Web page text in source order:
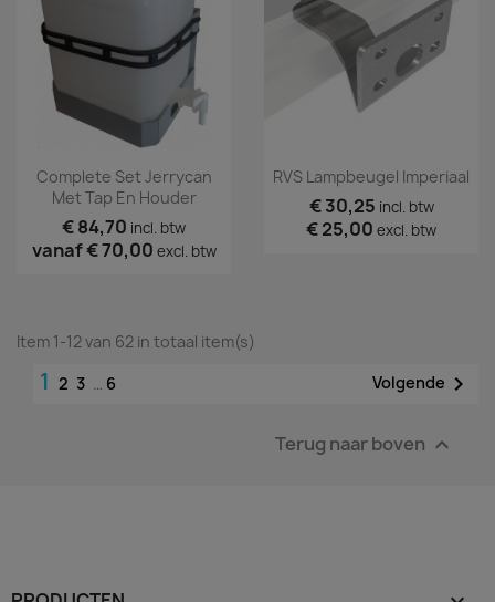
Complete Set Jerrycan
Met Tap En Houder
€ 84,70 incl. btw
vanaf€ 70,00 excl. btw
RVS Lampbeugel Imperiaal
€ 30,25 incl. btw
€ 25,00 excl. btw
Item 1-12 van 62 in totaal item(s)
1 2 3 … 6 Volgende 
Terug naar boven 